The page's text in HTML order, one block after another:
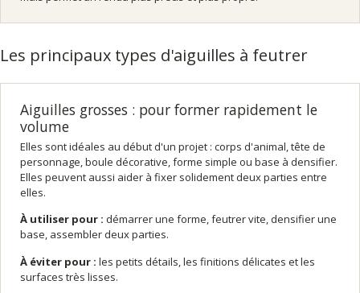
Les principaux types d'aiguilles à feutrer
Aiguilles grosses : pour former rapidement le
volume
Elles sont idéales au début d'un projet : corps d'animal, tête de
personnage, boule décorative, forme simple ou base à densifier.
Elles peuvent aussi aider à fixer solidement deux parties entre
elles.
À utiliser pour : démarrer une forme, feutrer vite, densifier une
base, assembler deux parties.
À éviter pour : les petits détails, les finitions délicates et les
surfaces très lisses.